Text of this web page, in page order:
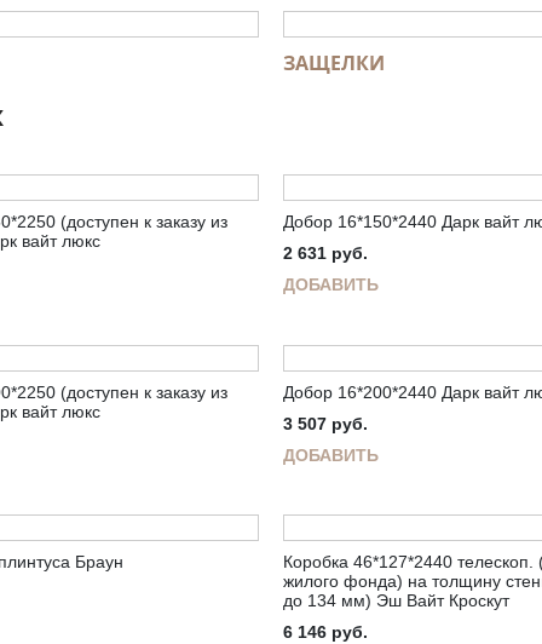
ЗАЩЕЛКИ
(доступен к заказу из
вайт люкс
Добор 16*150*2440 Дарк вайт
2 631 руб.
ДОБАВИТЬ
(доступен к заказу из
вайт люкс
Добор 16*200*2440 Дарк вайт
3 507 руб.
ДОБАВИТЬ
Браун
Коробка 46*127*2440 телескоп.
жилого фонда) на толщину
до 134 мм) Эш Вайт Кроскут
6 146 руб.